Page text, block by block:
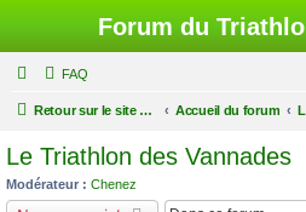
Forum du
FAQ
Retour sur le site du Triathlon Accueil du forum
Le Triathlon des Vannades
Modérateur : Chenez